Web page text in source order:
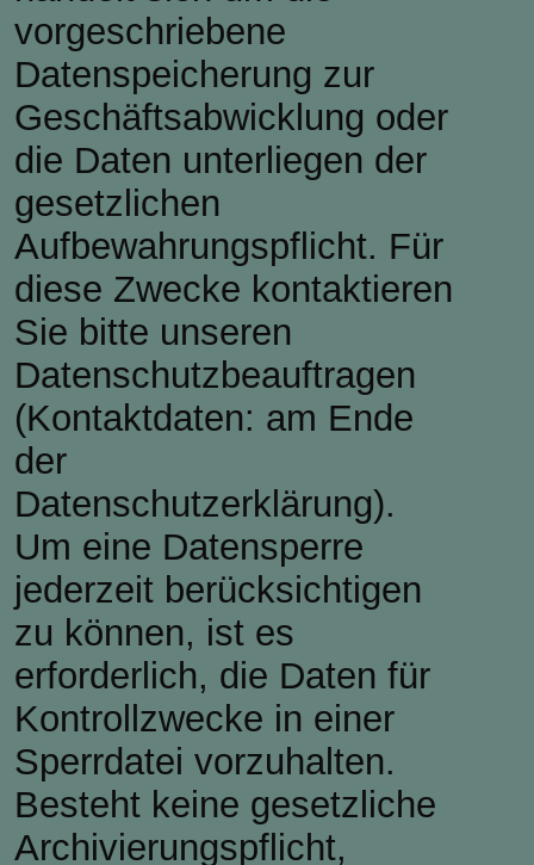
vorgeschriebene
Datenspeicherung zur
Geschäftsabwicklung oder
die Daten unterliegen der
gesetzlichen
Aufbewahrungspflicht. Für
diese Zwecke kontaktieren
Sie bitte unseren
Datenschutzbeauftragen
(Kontaktdaten: am Ende
der
Datenschutzerklärung).
Um eine Datensperre
jederzeit berücksichtigen
zu können, ist es
erforderlich, die Daten für
Kontrollzwecke in einer
Sperrdatei vorzuhalten.
Besteht keine gesetzliche
Archivierungspflicht,